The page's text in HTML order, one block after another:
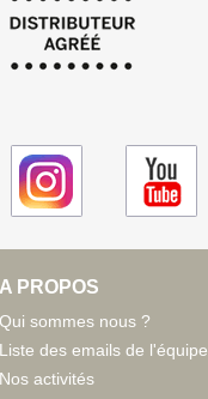
A PROPOS
Qui sommes nous ?
Liste des emails de l'équipe
Nos activités